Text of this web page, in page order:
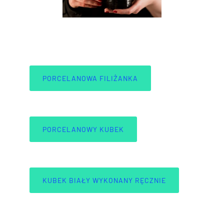
PORCELANOWA FILIŻANKA
PORCELANOWY KUBEK
KUBEK BIAŁY WYKONANY RĘCZNIE